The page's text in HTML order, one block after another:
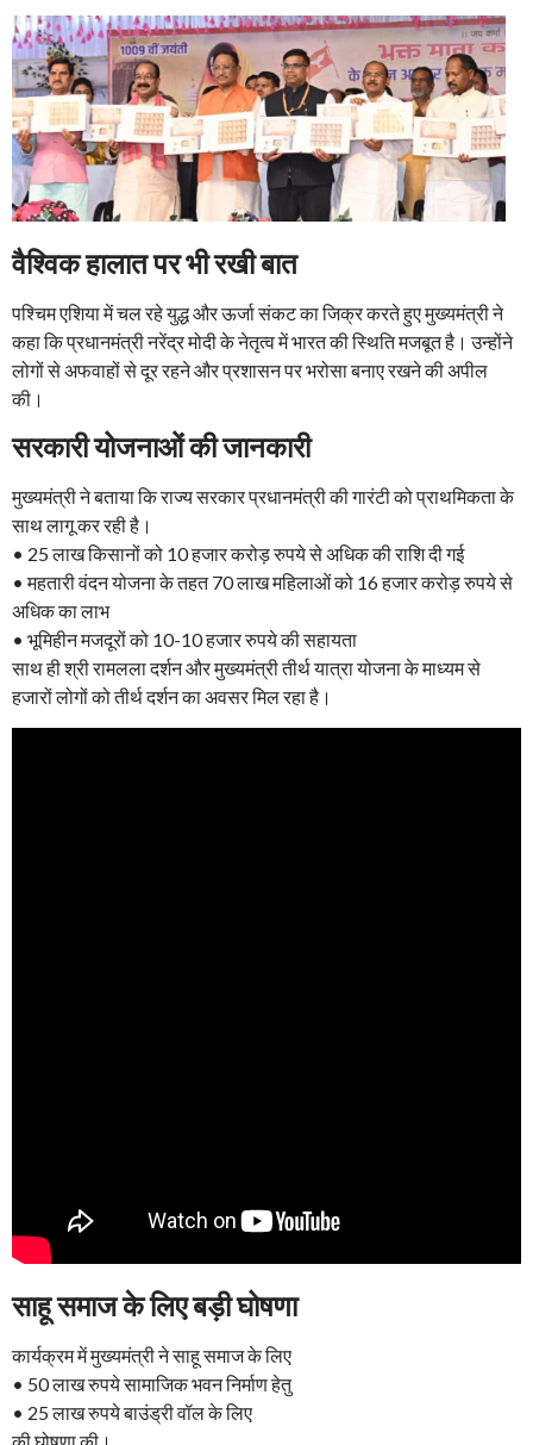
वैश्विक हालात पर भी रखी बात
पश्चिम एशिया में चल रहे युद्ध और ऊर्जा संकट का जिक्र करते हुए मुख्यमंत्री ने
कहा कि प्रधानमंत्री नरेंद्र मोदी के नेतृत्व में भारत की स्थिति मजबूत है। उन्होंने
लोगों से अफवाहों से दूर रहने और प्रशासन पर भरोसा बनाए रखने की अपील
की।
सरकारी योजनाओं की जानकारी
मुख्यमंत्री ने बताया कि राज्य सरकार प्रधानमंत्री की गारंटी को प्राथमिकता के
साथ लागू कर रही है।
• 25 लाख किसानों को 10 हजार करोड़ रुपये से अधिक की राशि दी गई
• महतारी वंदन योजना के तहत 70 लाख महिलाओं को 16 हजार करोड़ रुपये से
अधिक का लाभ
• भूमिहीन मजदूरों को 10-10 हजार रुपये की सहायता
साथ ही श्री रामलला दर्शन और मुख्यमंत्री तीर्थ यात्रा योजना के माध्यम से
हजारों लोगों को तीर्थ दर्शन का अवसर मिल रहा है।
साहू समाज के लिए बड़ी घोषणा
कार्यक्रम में मुख्यमंत्री ने साहू समाज के लिए
• 50 लाख रुपये सामाजिक भवन निर्माण हेतु
• 25 लाख रुपये बाउंड्री वॉल के लिए